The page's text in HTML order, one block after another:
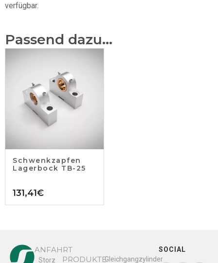
verfügbar.
Passend dazu...
Schwenkzapfen
Lagerbock TB-25
131,41€
ANFAHRT
Storz PRODUKTEGleichgangzylinder
SOCIAL